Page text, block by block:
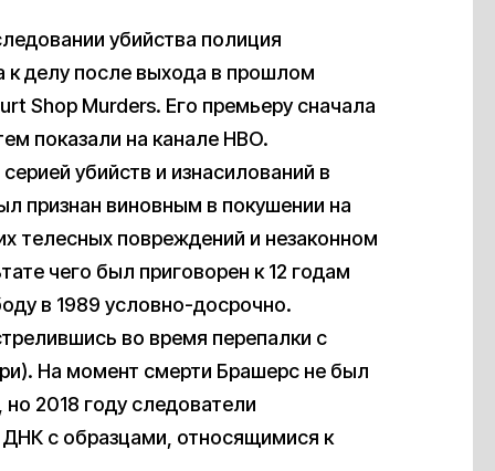
убийства полиция
к делу после выхода в прошлом
Shop Murders. Его премьеру сначала
показали на канале HBO.
убийств и изнасилований в
признан виновным в покушении на
телесных повреждений и незаконном
чего был приговорен к 12 годам
в 1989 условно-досрочно.
во время перепалки с
На момент смерти Брашерс не был
2018 году следователи
ДНК с образцами, относящимися к